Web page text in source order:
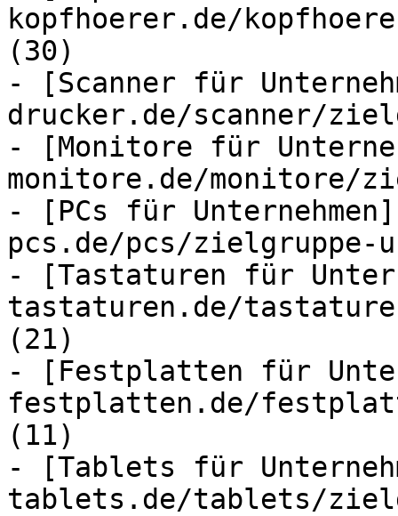
kopfhoerer.de/
(30)
- [Scanner für
drucker.de/scanner/
- [Monitore für
monitore.de/monitore/
- [PCs für
pcs.de/pcs/zielgruppe-
- [Tastaturen für
tastaturen.de/
(21)
- [Festplatten für
festplatten.de/
(11)
- [Tablets für
tablets.de/tablets/